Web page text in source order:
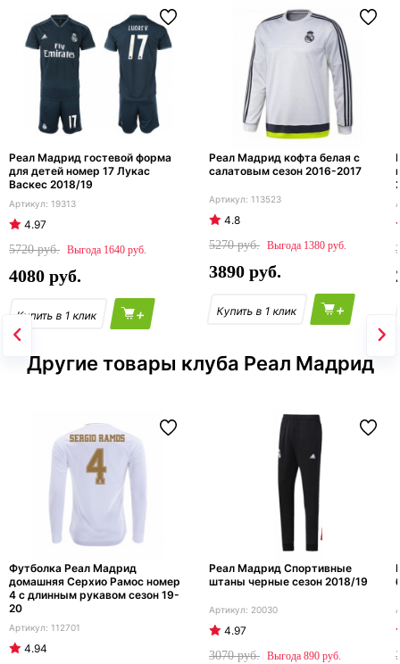
Реал Мадрид гостевой форма
для детей номер 17 Лукас
Васкес 2018/19
19313
4.97
5720
1640
4080
+
Реал Мадрид кофта белая с
салатовым сезон 2016-2017
113523
4.8
5270
1380
3890
+
Другие товары клуба Реал Мадрид
Футболка Реал Мадрид
домашняя Серхио Рамос номер
4 с длинным рукавом сезон 19-
20
112701
4.94
Реал Мадрид Спортивные
штаны черные сезон 2018/19
20030
4.97
3070
890